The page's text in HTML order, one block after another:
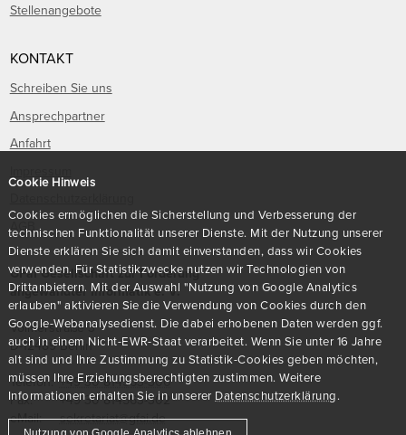
Cookie Hinweis
Cookies ermöglichen die Sicherstellung und Verbesserung der
technischen Funktionalität unserer Dienste. Mit der Nutzung unserer
Dienste erklären Sie sich damit einverstanden, dass wir Cookies
verwenden. Für Statistikzwecke nutzen wir Technologien von
Drittanbietern. Mit der Auswahl "Nutzung von Google Analytics
erlauben" aktivieren Sie die Verwendung von Cookies durch den
Google-Webanalysedienst. Die dabei erhobenen Daten werden ggf.
auch in einem Nicht-EWR-Staat verarbeitet. Wenn Sie unter 16 Jahre
alt sind und Ihre Zustimmung zu Statistik-Cookies geben möchten,
müssen Ihre Erziehungsberechtigten zustimmen. Weitere
Informationen erhalten Sie in unserer Datenschutzerklärung.
Stellenangebote
KONTAKT
Schreiben Sie uns
Ansprechpartner
Anfahrt
AGB
GFaI Gesellschaft zur Förderung
angewandter Informatik e. V.
Volmerstraße 3
D-12489 Berlin
Telefon: +49 30 814563-300
Fax:
+49 30 814563-302
eMail:
sekretariat@gfai.de